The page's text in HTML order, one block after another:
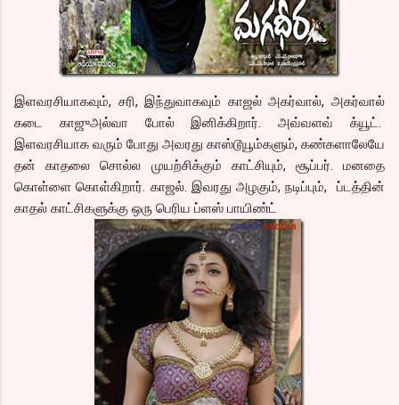
இளவரசியாகவும், சரி, இந்துவாகவும் காஜல் அகர்வால், அகர்வால்
கடை காஜுஅல்வா போல் இனிக்கிறார். அவ்வளவ் க்யூட்.
இளவரசியாக வரும் போது அவரது காஸ்டூயூம்களும், கண்களாலேயே
தன் காதலை சொல்ல முயற்சிக்கும் காட்சியும், சூப்பர். மனதை
கொள்ளை கொள்கிறார். காஜல். இவரது அழகும், நடிப்பும், ப்டத்தின்
காதல் காட்சிகளுக்கு ஒரு பெரிய ப்ளஸ் பாயிண்ட்